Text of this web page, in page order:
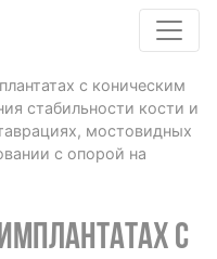
с коническим
стабильности кости и
мостовидных
с опорой на
С